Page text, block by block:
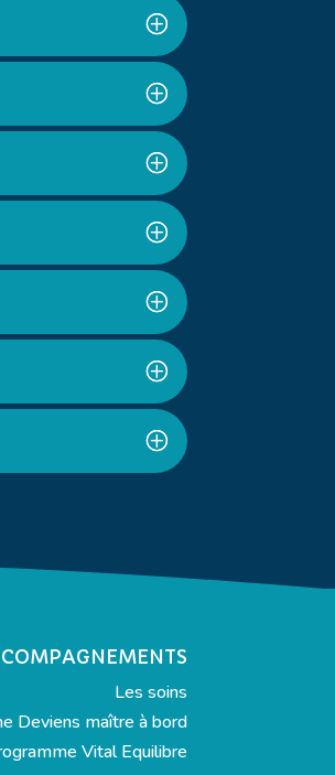
Les soins
Deviens maître à bord
Vital Equilibre